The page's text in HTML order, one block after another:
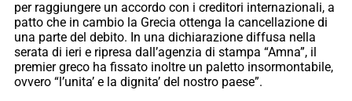
per raggiungere un accordo con i creditori internazionali, a
patto che in cambio la Grecia ottenga la cancellazione di
una parte del debito. In una dichiarazione diffusa nella
serata di ieri e ripresa dall’agenzia di stampa “Amna”, il
premier greco ha fissato inoltre un paletto insormontabile,
ovvero “l’unita’ e la dignita’ del nostro paese”.